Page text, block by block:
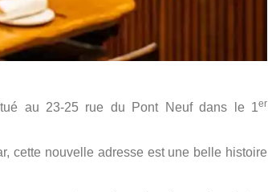
au 23-25 rue du Pont Neuf dans le 1er
cette nouvelle adresse est une belle histoire